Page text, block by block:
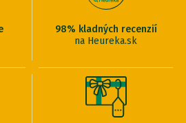
98% kladných recenzií
na Heureka.sk